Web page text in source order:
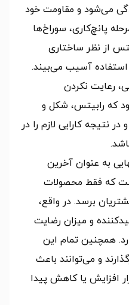
می‌شود و مقاومت خود
پانچ‌کاری، سوراخ‌ها
از نظر ساختاری
آسیب می‌بیند.
رعایت نکردن
که رابیتس، شکل و
نتیجه کارایی لازم را در
به عنوان آخرین
که فقط محصولات
برسد. در واقع،
و میزان رضایت
همچنین تمام این
و می‌توانند باعث
افزایش یا کاهش پیدا